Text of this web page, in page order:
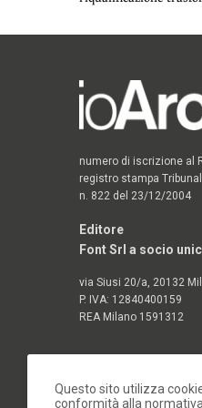
numero di iscrizione al
registro stampa
n. 822 del 23/12/2004
Editore
Font Srl a socio
via Siusi 20/a, 20132
P. IVA: 12840400159
REA Milano 1591312
Questo sito utilizza
conformità alla